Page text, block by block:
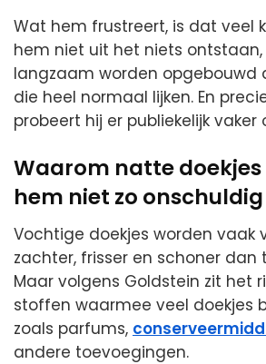
Wat hem frustreert, is dat veel
hem niet uit het niets
langzaam worden opgebouwd
die heel normaal lijken. En
probeert hij er publiekelijk vaker
Waarom natte
hem niet zo onschuldig
Vochtige doekjes worden vaak
zachter, frisser en schoner dan
Maar volgens Goldstein zit het
stoffen waarmee veel doekjes
zoals parfums,
andere toevoegingen.